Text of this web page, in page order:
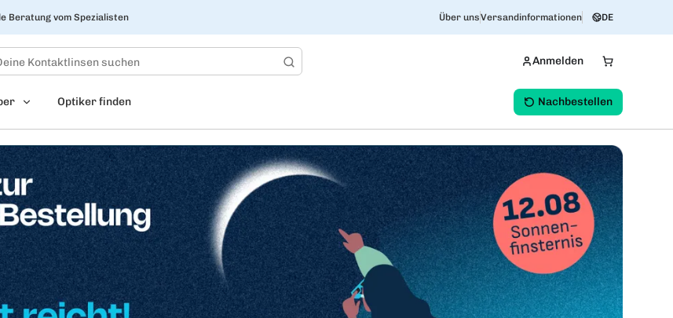
Beratung vom Spezialisten Über unsVersandinformationen DE
Anmelden
Optiker finden Nachbestellen